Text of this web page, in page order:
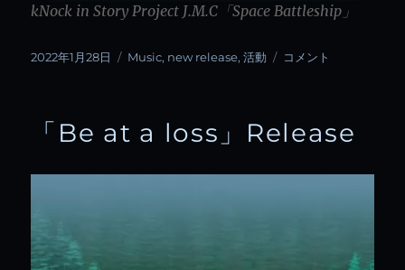
kNock in Story Project J.M.C「Space Battleship」
投
2022年1月28日
カ
ー
Music, new release,活動
「Space
に
コメント
「Be at a loss」Release